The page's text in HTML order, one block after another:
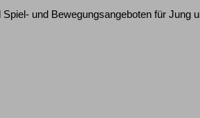
und Bewegungsangeboten für Jung